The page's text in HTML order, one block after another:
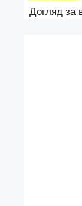
Догляд за